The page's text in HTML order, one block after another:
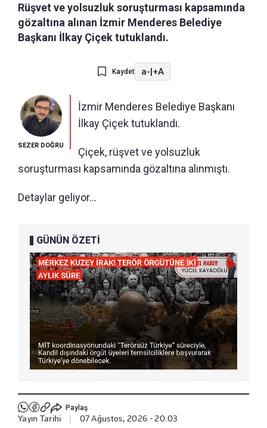
Rüşvet ve yolsuzluk soruşturması kapsamında
gözaltına alınan İzmir Menderes Belediye
Başkanı İlkay Çiçek tutuklandı.
Kaydet a-|+A
SEZER DOĞRU
İzmir Menderes Belediye Başkanı
İlkay Çiçek tutuklandı.
Çiçek, rüşvet ve yolsuzluk
soruşturması kapsamında gözaltına alınmıştı.
Detaylar geliyor...
GÜNÜN ÖZETİ
Paylaş
Yayın Tarihi 07 Ağustos, 2026 - 20:03